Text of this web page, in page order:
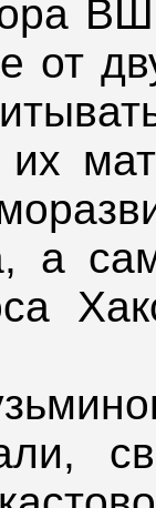
от
их
а